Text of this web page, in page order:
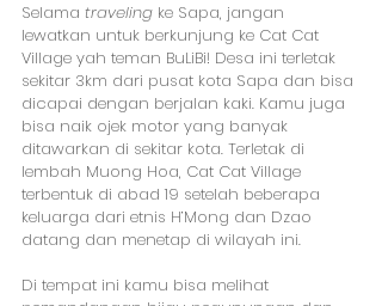
Selama traveling ke Sapa, jangan
lewatkan untuk berkunjung ke Cat Cat
Village yah teman BuLiBi! Desa ini terletak
sekitar 3km dari pusat kota Sapa dan bisa
dicapai dengan berjalan kaki. Kamu juga
bisa naik ojek motor yang banyak
ditawarkan di sekitar kota. Terletak di
lembah Muong Hoa, Cat Cat Village
terbentuk di abad 19 setelah beberapa
keluarga dari etnis H’Mong dan Dzao
datang dan menetap di wilayah ini.
Di tempat ini kamu bisa melihat